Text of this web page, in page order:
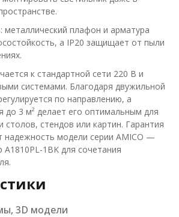
металлический плафон и арматура
а IP20 защищает от пыли
к стандартной сети 220 В и
системами. Благодаря двужильной
по направлению, а
3 м² делает его оптимальным для
столов, стендов или картин. Гарантия
надежность модели серии AMICO —
1BK для сочетания
3D модели